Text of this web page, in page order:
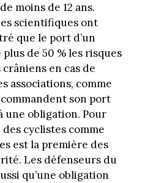
moins de 12 ans.
scientifiques ont
que le port d’un
de 50 % les risques
en cas de
associations, comme
son port
une obligation. Pour
cyclistes comme
est la première des
Les défenseurs du
qu’une obligation